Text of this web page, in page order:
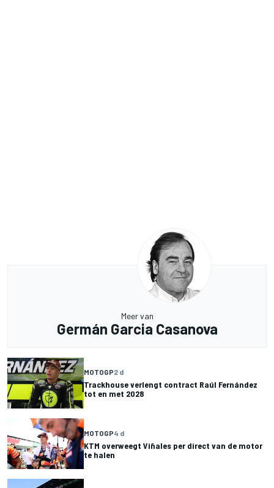
Meer van
Germán Garcia Casanova
MOTOGP2 d
Trackhouse verlengt contract Raúl Fernández
tot en met 2028
MOTOGP4 d
KTM overweegt Viñales per direct van de motor
te halen